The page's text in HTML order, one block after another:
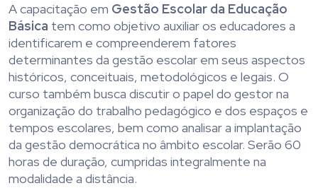
A capacitação em Gestão Escolar da Educação
Básica tem como objetivo auxiliar os educadores a
identificarem e compreenderem fatores
determinantes da gestão escolar em seus aspectos
históricos, conceituais, metodológicos e legais. O
curso também busca discutir o papel do gestor na
organização do trabalho pedagógico e dos espaços e
tempos escolares, bem como analisar a implantação
da gestão democrática no âmbito escolar. Serão 60
horas de duração, cumpridas integralmente na
modalidade a distância.